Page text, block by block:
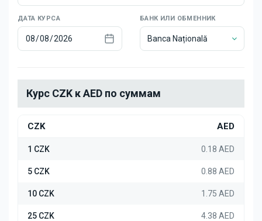
ДАТА КУРСА БАНК ИЛИ ОБМЕННИК
Banca Națională
Курс CZK к AED по суммам
CZK AED
1 CZK 0.18 AED
5 CZK 0.88 AED
10 CZK 1.75 AED
25 CZK 4.38 AED